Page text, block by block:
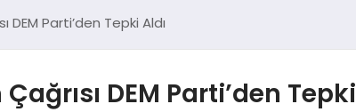
DEM Parti’den Tepki Aldı
DEM Parti’den Tepki